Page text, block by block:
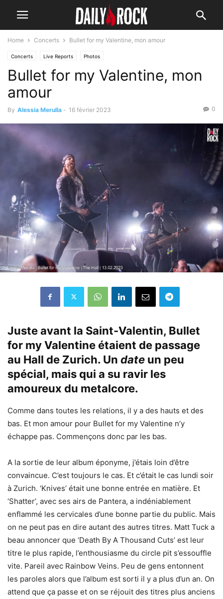
Home Concerts Bullet for my Valentine, mon amour
Concerts Live Reports Photos
Bullet for my Valentine, mon
amour
By Alessia Merulla - 16 février 2023 0
Juste avant la Saint-Valentin, Bullet
for my Valentine étaient de passage
au Hall de Zurich. Un date un peu
spécial, mais qui a su ravir les
amoureux du metalcore.
Comme dans toutes les relations, il y a des hauts et des
bas. Et mon amour pour Bullet for my Valentine n’y
échappe pas. Commençons donc par les bas.
A la sortie de leur album éponyme, j’étais loin d’être
convaincue. C’est toujours le cas. Et c’était le cas lundi soir
à Zurich. ‘Knives’ était une bonne entrée en matière. Et
‘Shatter’, avec ses airs de Pantera, a indéniablement
enflammé les cervicales d’une bonne partie du public. Mais
on ne peut pas en dire autant des autres titres. Matt Tuck a
beau annoncer que ‘Death By A Thousand Cuts’ est leur
titre le plus rapide, l’enthousiasme du circle pit s’essouffle
vite. Pareil avec Rainbow Veins. Peu de gens entonnent
les paroles alors que l’album est sorti il y a plus d’un an. On
attend que ça passe et on se réjouit des titres plus anciens